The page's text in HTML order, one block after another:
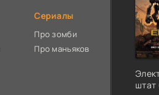
штат
Сериалы
Про зомби
Про маньяков